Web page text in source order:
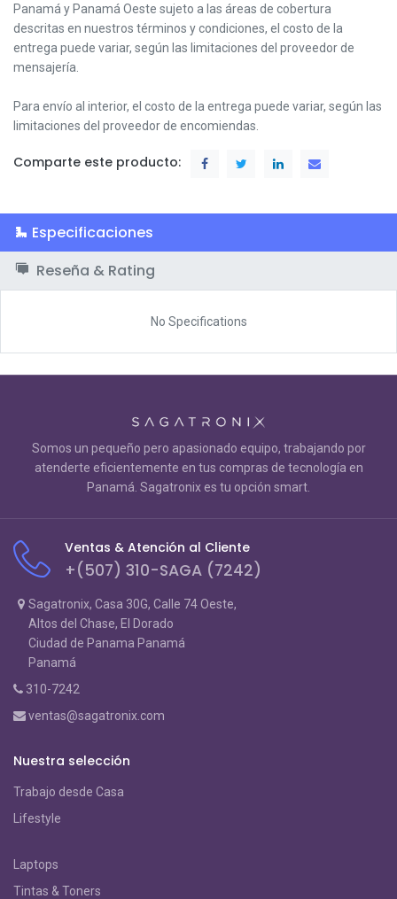
Panamá y Panamá Oeste sujeto a las áreas de cobertura
descritas en nuestros términos y condiciones, el costo de la
entrega puede variar, según las limitaciones del proveedor de
mensajería.
Para envío al interior, el costo de la entrega puede variar, según las
limitaciones del proveedor de encomiendas.
Comparte este producto:
Especificaciones
Reseña & Rating
No Specifications
Somos un pequeño pero apasionado equipo, trabajando por
atenderte eficientemente en tus compras de tecnología en
Panamá. Sagatronix es tu opción smart.
Ventas & Atención al Cliente
+(507) 310-SAGA (7242)
Sagatronix, Casa 30G, Calle 74 Oeste,
Altos del Chase, El Dorado
Ciudad de Panama Panamá
Panamá
310-7242
ventas@sagatronix.com
Nuestra selección
Trabajo desde Casa
Lifestyle
Laptops
Tintas & Toners